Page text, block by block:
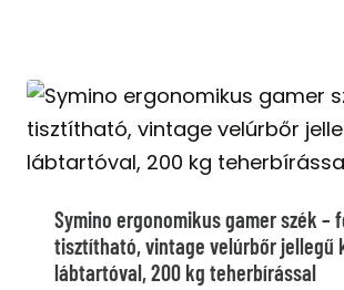
Symino ergonomikus gamer szék –
tisztítható, vintage velúrbőr jellegű
lábtartóval, 200 kg teherbírással